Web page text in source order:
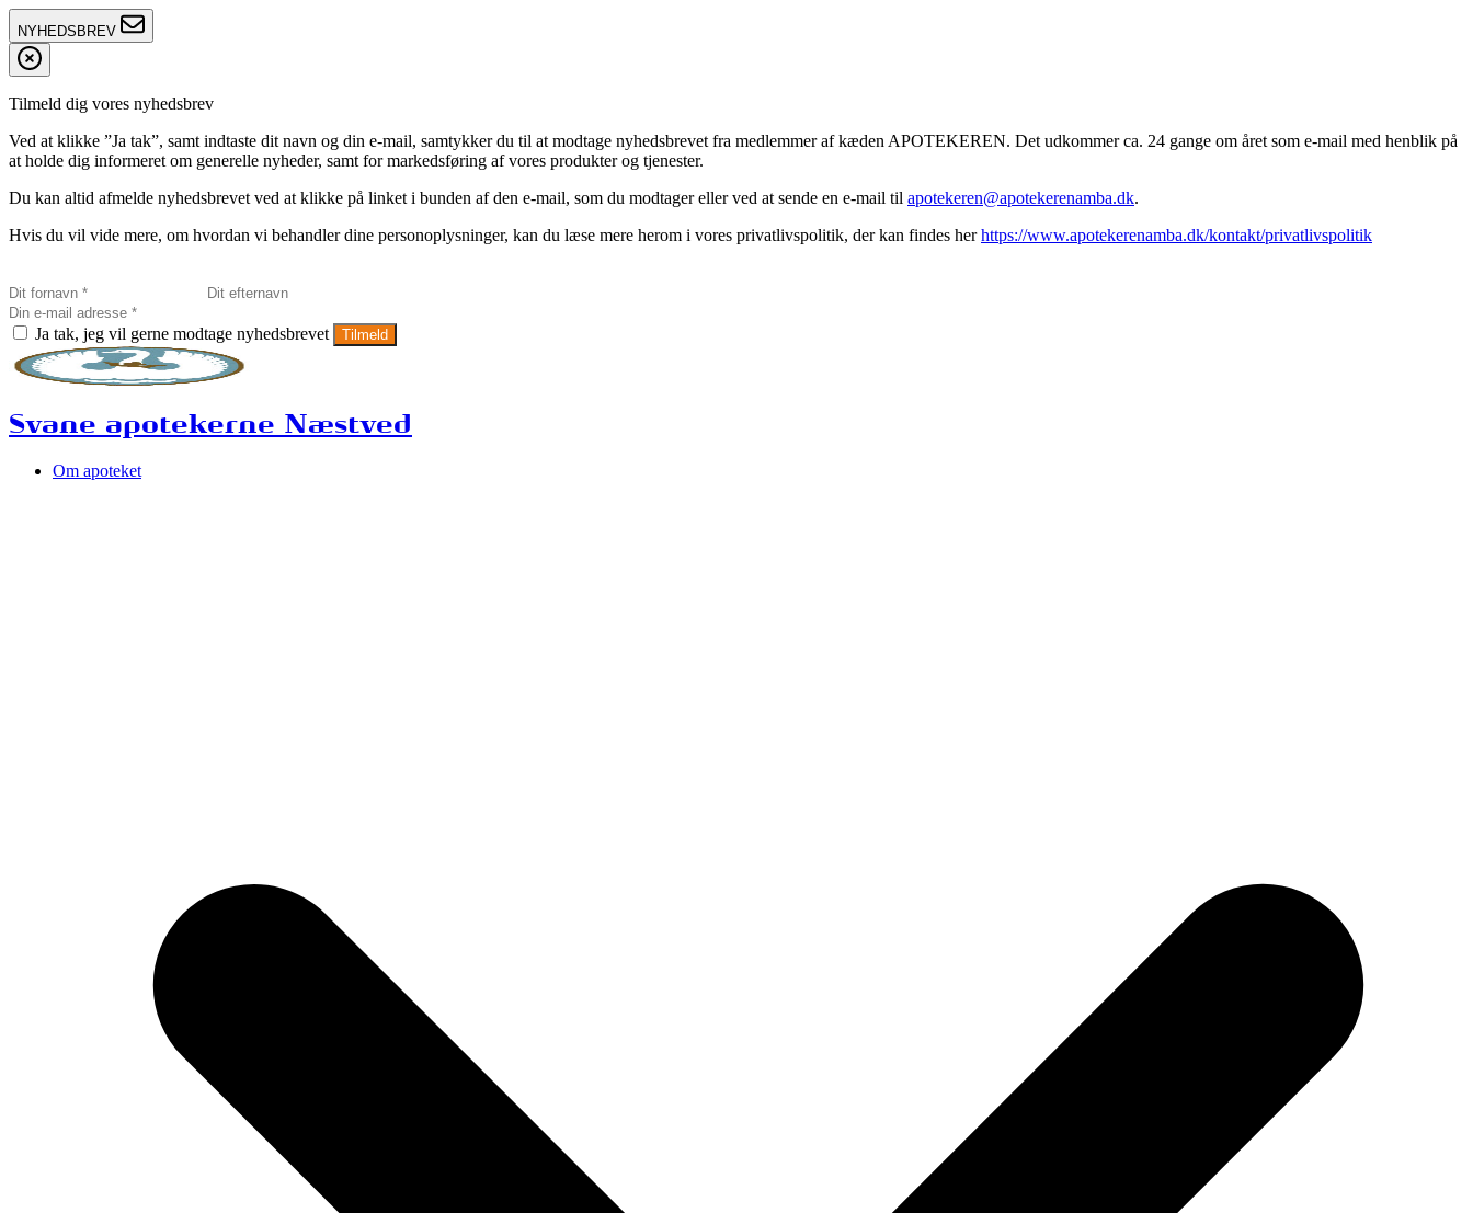
NYHEDSBREV
Tilmeld dig vores nyhedsbrev
Ved at klikke ”Ja tak”, samt indtaste dit navn og din e-mail, samtykker du til at modtage nyhedsbrevet fra medlemmer af kæden APOTEKEREN. Det udkommer ca. 24 gange om året som e-mail med henblik på
at holde dig informeret om generelle nyheder, samt for markedsføring af vores produkter og tjenester.
Du kan altid afmelde nyhedsbrevet ved at klikke på linket i bunden af den e-mail, som du modtager eller ved at sende en e-mail til apotekeren@apotekerenamba.dk.
Hvis du vil vide mere, om hvordan vi behandler dine personoplysninger, kan du læse mere herom i vores privatlivspolitik, der kan findes herhttps://www.apotekerenamba.dk/kontakt/privatlivspolitik
Ja tak, jeg vil gerne modtage nyhedsbrevet Tilmeld
Svane apotekerne Næstved
Om apoteket